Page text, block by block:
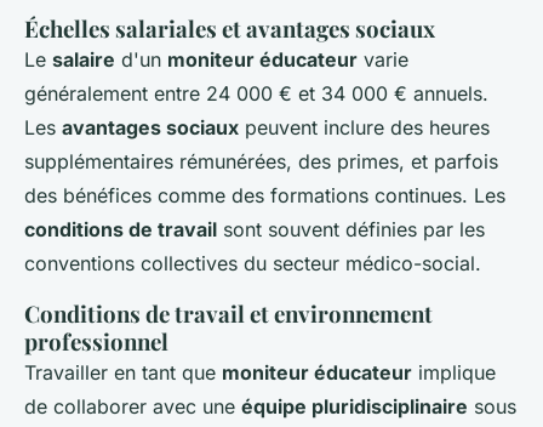
Échelles salariales et avantages sociaux
Le salaire d'un moniteur éducateur varie
généralement entre 24 000 € et 34 000 € annuels.
Les avantages sociaux peuvent inclure des heures
supplémentaires rémunérées, des primes, et parfois
des bénéfices comme des formations continues. Les
conditions de travail sont souvent définies par les
conventions collectives du secteur médico-social.
Conditions de travail et environnement
professionnel
Travailler en tant que moniteur éducateur implique
de collaborer avec une équipe pluridisciplinaire sous